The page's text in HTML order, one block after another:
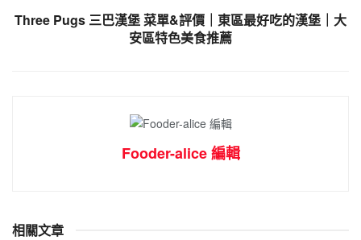
Three Pugs 三巴漢堡 菜單&評價｜東區最好吃的漢堡｜大
安區特色美食推薦
Fooder-alice 編輯
相關文章